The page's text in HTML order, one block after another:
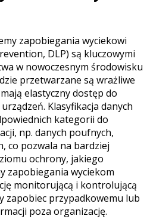
zapobiegania wyciekowi
DLP) są kluczowymi
w nowoczesnym środowisku
przetwarzane są wrażliwe
elastyczny dostęp do
Klasyfikacja danych
kategorii do
np. danych poufnych,
co pozwala na bardziej
ochrony, jakiego
zapobiegania wyciekom
monitorującą i kontrolującą
zapobiec przypadkowemu lub
poza organizację.